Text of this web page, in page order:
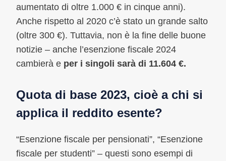
aumentato di oltre 1.000 € in cinque anni).
Anche rispetto al 2020 c’è stato un grande salto
(oltre 300 €). Tuttavia, non è la fine delle buone
notizie – anche l’esenzione fiscale 2024
cambierà e per i singoli sarà di 11.604 €.
Quota di base 2023, cioè a chi si
applica il reddito esente?
“Esenzione fiscale per pensionati”, “Esenzione
fiscale per studenti” – questi sono esempi di